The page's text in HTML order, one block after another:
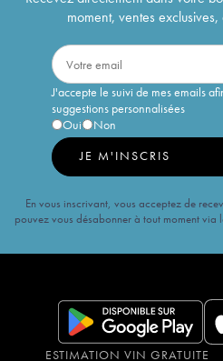
moment, ventes
J'accepte le suivi de mes emails
suggestions personnalisées
Oui
Non
JE M'INSCRIS
En vous inscrivant, vous acceptez de
pouvez vous désabonner à tout moment via
ESTIMATION VIN GRATUITE